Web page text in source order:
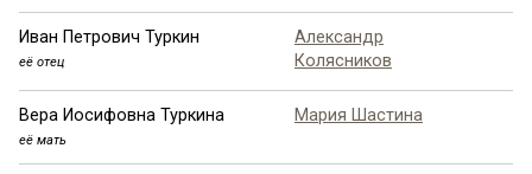
Иван Петрович Туркин
её отец
Александр
Колясников
Вера Иосифовна Туркина
её мать
Мария Шастина